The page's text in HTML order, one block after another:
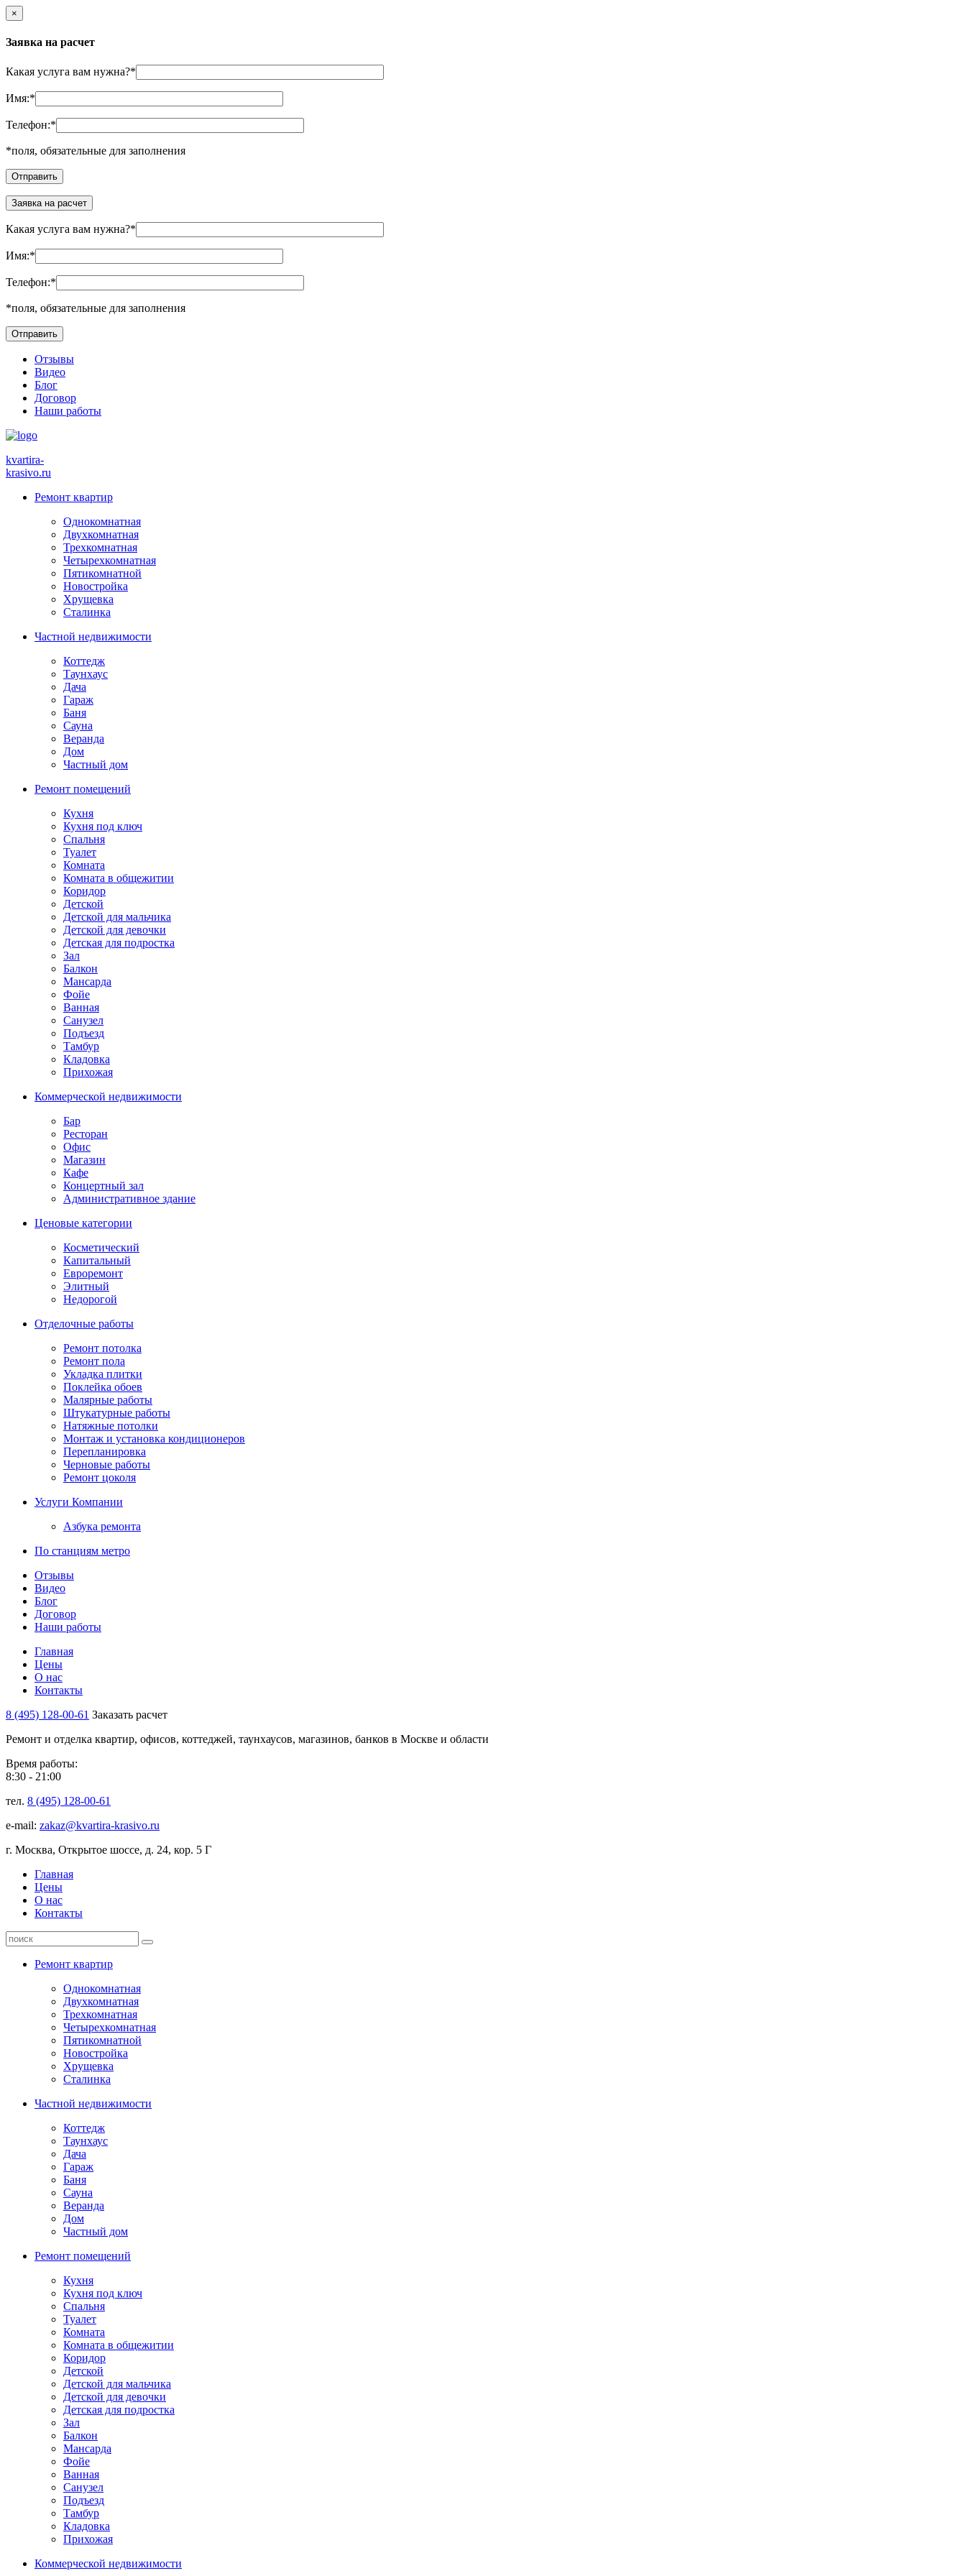
×
Заявка на расчет
Какая услуга вам нужна?*
Имя:*
Телефон:*
*поля, обязательные для заполнения
Заявка на расчет
Какая услуга вам нужна?*
Имя:*
Телефон:*
*поля, обязательные для заполнения
Отзывы
Видео
Блог
Договор
Наши работы
kvartira-
krasivo.ru
Ремонт квартир
Однокомнатная
Двухкомнатная
Трехкомнатная
Четырехкомнатная
Пятикомнатной
Новостройка
Хрущевка
Сталинка
Частной недвижимости
Коттедж
Таунхаус
Дача
Гараж
Баня
Сауна
Веранда
Дом
Частный дом
Ремонт помещений
Кухня
Кухня под ключ
Спальня
Туалет
Комната
Комната в общежитии
Коридор
Детской
Детской для мальчика
Детской для девочки
Детская для подростка
Зал
Балкон
Мансарда
Фойе
Ванная
Санузел
Подъезд
Тамбур
Кладовка
Прихожая
Коммерческой недвижимости
Бар
Ресторан
Офис
Магазин
Кафе
Концертный зал
Административное здание
Ценовые категории
Косметический
Капитальный
Евроремонт
Элитный
Недорогой
Отделочные работы
Ремонт потолка
Ремонт пола
Укладка плитки
Поклейка обоев
Малярные работы
Штукатурные работы
Натяжные потолки
Монтаж и установка кондиционеров
Перепланировка
Черновые работы
Ремонт цоколя
Услуги Компании
Азбука ремонта
По станциям метро
Отзывы
Видео
Блог
Договор
Наши работы
Главная
Цены
О нас
Контакты
8 (495) 128-00-61 Заказать расчет
Ремонт и отделка квартир, офисов, коттеджей, таунхаусов, магазинов, банков в Москве и области
Время работы:
8:30 - 21:00
тел. 8 (495) 128-00-61
e-mail: zakaz@kvartira-krasivo.ru
г. Москва, Открытое шоссе, д. 24, кор. 5 Г
Главная
Цены
О нас
Контакты
Ремонт квартир
Однокомнатная
Двухкомнатная
Трехкомнатная
Четырехкомнатная
Пятикомнатной
Новостройка
Хрущевка
Сталинка
Частной недвижимости
Коттедж
Таунхаус
Дача
Гараж
Баня
Сауна
Веранда
Дом
Частный дом
Ремонт помещений
Кухня
Кухня под ключ
Спальня
Туалет
Комната
Комната в общежитии
Коридор
Детской
Детской для мальчика
Детской для девочки
Детская для подростка
Зал
Балкон
Мансарда
Фойе
Ванная
Санузел
Подъезд
Тамбур
Кладовка
Прихожая
Коммерческой недвижимости